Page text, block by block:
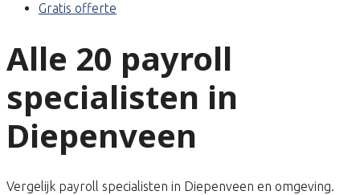
Gratis offerte
Alle 20 payroll
specialisten in
Diepenveen
Vergelijk payroll specialisten in Diepenveen en omgeving.